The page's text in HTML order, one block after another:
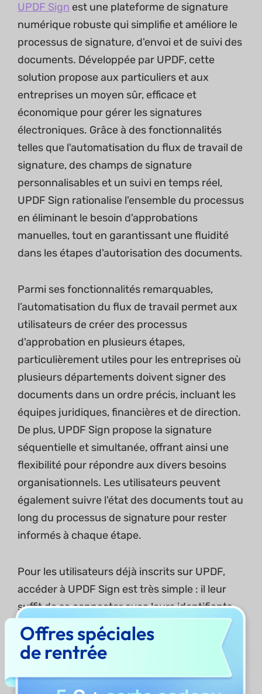
UPDF Sign est une plateforme de signature
numérique robuste qui simplifie et améliore le
processus de signature, d'envoi et de suivi des
documents. Développée par UPDF, cette
solution propose aux particuliers et aux
entreprises un moyen sûr, efficace et
économique pour gérer les signatures
électroniques. Grâce à des fonctionnalités
telles que l'automatisation du flux de travail de
signature, des champs de signature
personnalisables et un suivi en temps réel,
UPDF Sign rationalise l'ensemble du processus
en éliminant le besoin d'approbations
manuelles, tout en garantissant une fluidité
dans les étapes d'autorisation des documents.
Parmi ses fonctionnalités remarquables,
l’automatisation du flux de travail permet aux
utilisateurs de créer des processus
d'approbation en plusieurs étapes,
particulièrement utiles pour les entreprises où
plusieurs départements doivent signer des
documents dans un ordre précis, incluant les
équipes juridiques, financières et de direction.
De plus, UPDF Sign propose la signature
séquentielle et simultanée, offrant ainsi une
flexibilité pour répondre aux divers besoins
organisationnels. Les utilisateurs peuvent
également suivre l'état des documents tout au
long du processus de signature pour rester
informés à chaque étape.
Pour les utilisateurs déjà inscrits sur UPDF,
accéder à UPDF Sign est très simple : il leur
suffit de se connecter avec leurs identifiants
de compte. Néanmoins, il est important de
noter que bien que les deux plateformes
partagent un compte, les utilisateurs désireux
de passer à la version payante d'UPDF Sign
Offres spéciales
de rentrée